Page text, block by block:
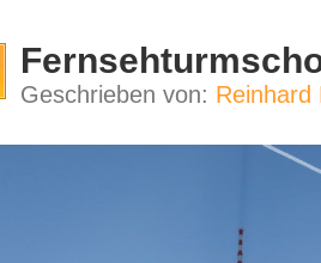
Geschrieben von: Reinhard